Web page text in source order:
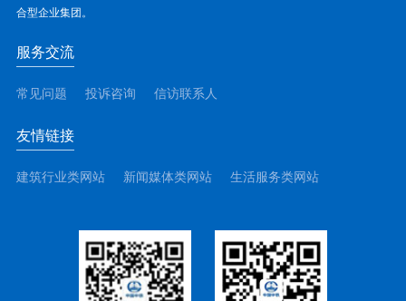
合型企业集团。
服务交流
常见问题 投诉咨询 信访联系人
友情链接
建筑行业类网站 新闻媒体类网站 生活服务类网站